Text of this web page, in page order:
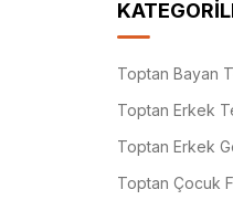
Toptan Bayan
Toptan Erkek
Toptan Erkek
Toptan Çocuk